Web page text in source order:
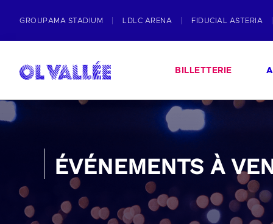
GROUPAMA STADIUM LDLC ARENA FIDUCIAL ASTERIA
BILLETTERIE
ÉVÉNEMENTS À